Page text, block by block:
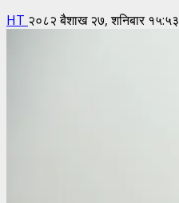
HT २०८२ बैशाख २७, शनिबार १५:५३